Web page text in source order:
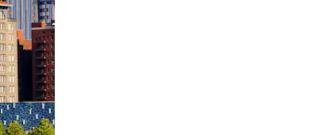
toc a la pantalla o fent-hi lliscar el dit.